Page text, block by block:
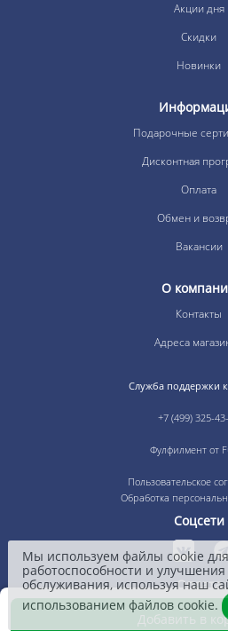
Добавить в
Акции дня
Скидки
Новинки
Подарочные
Дисконтная
Оплата
Обмен и
Вакансии
О
Контакты
Адреса
Служба поддержки
+7 (499) 325-
Фулфилмент от
Пользовательское
Обработка
Соцсети
Оплата
Мы используем файлы cookie
работоспособности и улучшения
обслуживания, используя наш
использованием файлов cookie.